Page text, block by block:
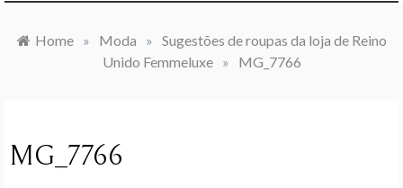
Home » Moda » Sugestões de roupas da loja de Reino
Unido Femmeluxe
» MG_7766
MG_7766